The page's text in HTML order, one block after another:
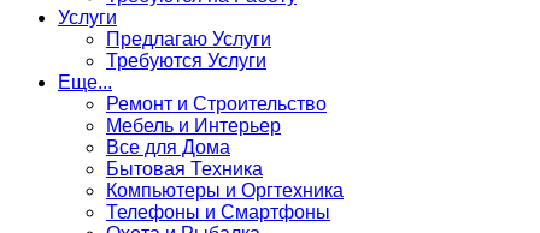
Услуги
Предлагаю Услуги
Требуются Услуги
Еще...
Ремонт и Строительство
Мебель и Интерьер
Все для Дома
Бытовая Техника
Компьютеры и Оргтехника
Телефоны и Смартфоны